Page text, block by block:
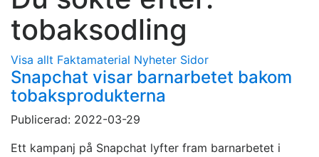
tobaksodling
Visa allt Faktamaterial Nyheter Sidor
Snapchat visar barnarbetet bakom
tobaksprodukterna
Publicerad: 2022-03-29
Ett kampanj på Snapchat lyfter fram barnarbetet i